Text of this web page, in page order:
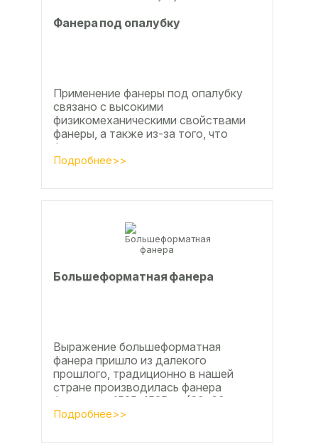
Фанера под опалубку
Применение фанеры под опалубку
связано с высокими
физикомеханическими свойствами
фанеры, а также из-за того, что
фанера позволяет получать
достаточно большие ровные
Подробнее>>
Большеформатная фанера
Выражение большеформатная
фанера пришло из далекого
прошлого, традиционно в нашей
стране производилась фанера
форматом 1525х1525мм (60х60
дюймов), форматы отличающиеся в
Подробнее>>